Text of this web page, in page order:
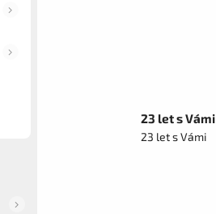
23 let s Vámi
23 let s Vámi